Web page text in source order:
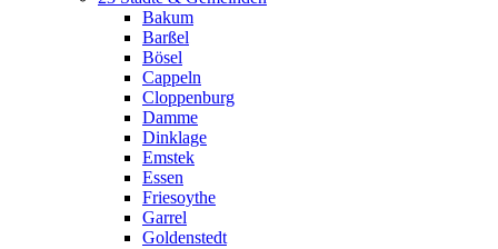
Bakum
Barßel
Bösel
Cappeln
Cloppenburg
Damme
Dinklage
Emstek
Essen
Friesoythe
Garrel
Goldenstedt